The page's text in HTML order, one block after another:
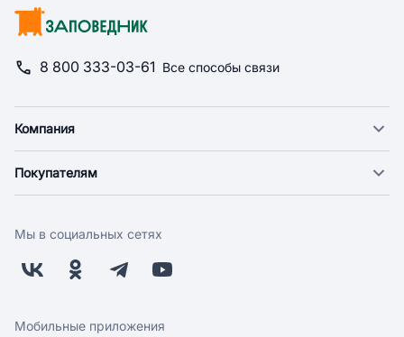
8 800 333-03-61 Все способы связи
Компания
Новости
Поставщикам
Заводчикам
Обратная связь
Покупателям
Оплата
Бонусная программа
Скидки и акции
Мы в социальных сетях
Мобильные приложения